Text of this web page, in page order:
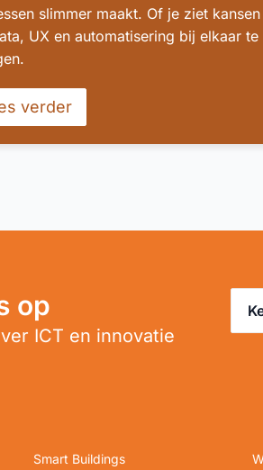
slimmer maakt. Of je ziet kansen
UX en automatisering bij elkaar te
verder
op
ICT en innovatie
Smart Buildings